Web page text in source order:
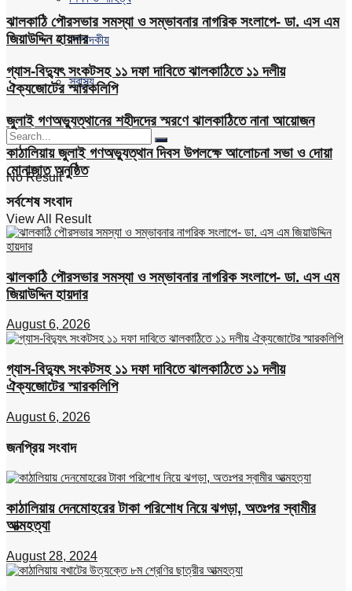
সম্পাদকীয়
স্বাস্থ্য
No Result
View All Result
ঝালকাঠি পৌরসভার সমস্যা ও সম্ভাবনার নাগরিক সংলাপে- ডা. এস এম
জিয়াউদ্দিন হায়দার
গ্যাস-বিদ্যুৎ সংকটসহ ১১ দফা দাবিতে ঝালকাঠিতে ১১ দলীয়
ঐক্যজোটের স্মারকলিপি
জুলাই গণঅভ্যুত্থানের শহীদদের স্মরণে ঝালকাঠিতে নানা আয়োজন
কাঠালিয়ায় জুলাই গণঅভ্যুত্থান দিবস উপলক্ষে আলোচনা সভা ও দোয়া
মোনাজাত অনুষ্ঠিত
সর্বশেষ সংবাদ
ঝালকাঠি পৌরসভার সমস্যা ও সম্ভাবনার নাগরিক সংলাপে- ডা. এস এম
জিয়াউদ্দিন হায়দার
August 6, 2026
গ্যাস-বিদ্যুৎ সংকটসহ ১১ দফা দাবিতে ঝালকাঠিতে ১১ দলীয়
ঐক্যজোটের স্মারকলিপি
August 6, 2026
জনপ্রিয় সংবাদ
কাঠালিয়ায় দেনমোহরের টাকা পরিশোধ নিয়ে ঝগড়া, অতঃপর স্বামীর
আত্মহত্যা
August 28, 2024